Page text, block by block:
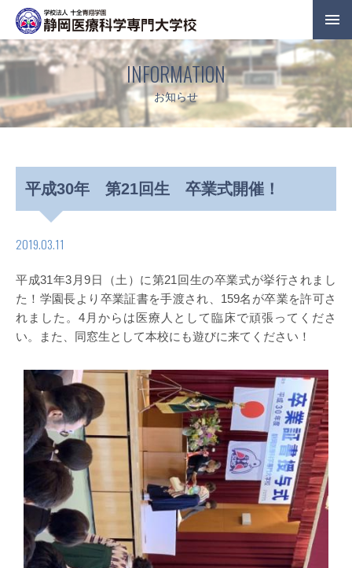
INFORMATION
お知らせ
平成30年 第21回生 卒業式開催！
2019.03.11
平成31年3月9日（土）に第21回生の卒業式が挙行されまし
た！学園長より卒業証書を手渡され、159名が卒業を許可さ
れました。4月からは医療人として臨床で頑張ってくださ
い。また、同窓生として本校にも遊びに来てください！